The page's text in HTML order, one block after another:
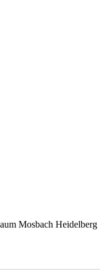
Mosbach Heidelberg